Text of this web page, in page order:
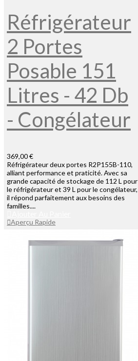
Réfrigérateur
2 Portes
Posable 151
Litres - 42 Db
- Congélateur
369,00 €
Réfrigérateur deux portes R2P155B-110,
alliant performance et praticité. Avec sa
grande capacité de stockage de 112 L pour
le réfrigérateur et 39 L pour le congélateur,
il répond parfaitement aux besoins des
familles....
Aperçu Rapide